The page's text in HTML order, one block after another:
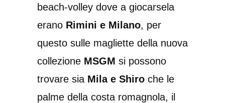
beach-volley dove a giocarsela
erano Rimini e Milano, per
questo sulle magliette della nuova
collezione MSGM si possono
trovare sia Mila e Shiro che le
palme della costa romagnola, il